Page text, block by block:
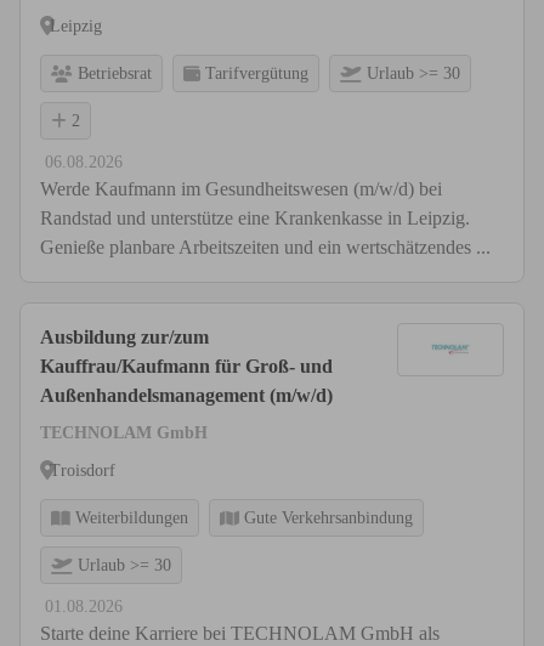
Leipzig
Betriebsrat Tarifvergütung Urlaub >= 30
2
06.08.2026
Werde Kaufmann im Gesundheitswesen (m/w/d) bei
Randstad und unterstütze eine Krankenkasse in Leipzig.
Genieße planbare Arbeitszeiten und ein wertschätzendes ...
Ausbildung zur/zum
Kauffrau/Kaufmann für Groß- und
Außenhandelsmanagement (m/w/d)
TECHNOLAM GmbH
Troisdorf
Weiterbildungen Gute Verkehrsanbindung
Urlaub >= 30
01.08.2026
Starte deine Karriere bei TECHNOLAM GmbH als